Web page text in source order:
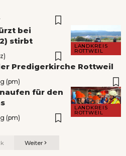
LANDKREIS
ROTTWEIL
bei
stirbt
Predigerkirche Rottweil
(pm)
LANDKREIS
ROTTWEIL
für den
(pm)
Weiter